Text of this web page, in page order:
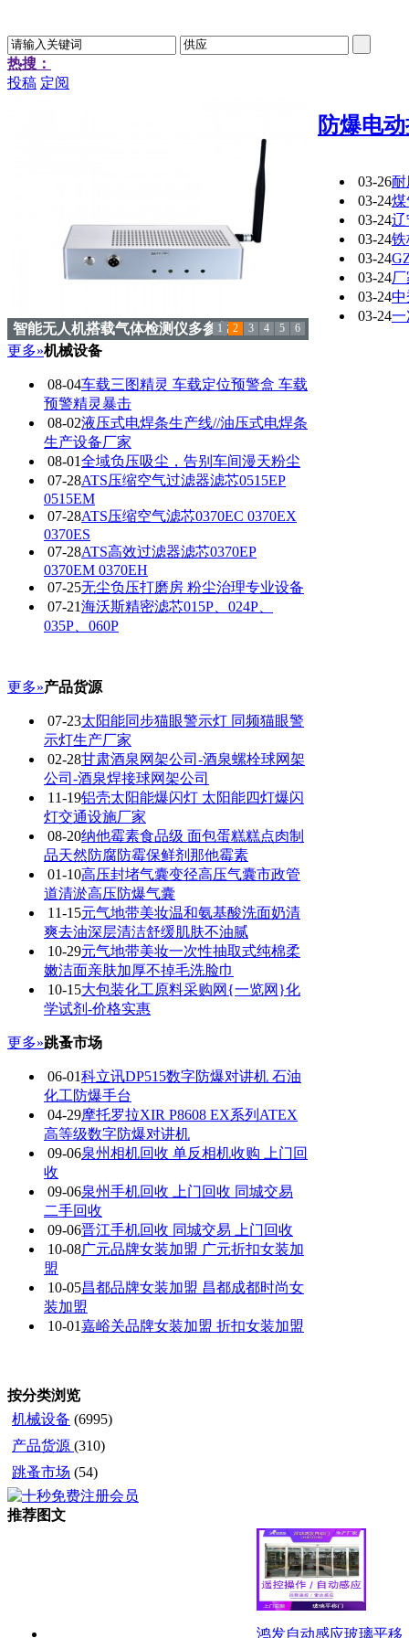
热搜：
投稿 定阅
智能无人机搭载气体检测仪多参数
1 2 3 4 5 6
防爆电
03-26耐
03-24煤
03-24辽
03-24铁
03-24
03-24
03-24中
03-24一
更多»机械设备
08-04车载三图精灵 车载定位预警盒 车载
预警精灵暴击
08-02液压式电焊条生产线//油压式电焊条
生产设备厂家
08-01全域负压吸尘，告别车间漫天粉尘
07-28ATS压缩空气过滤器滤芯0515EP
0515EM
07-28ATS压缩空气滤芯0370EC 0370EX
0370ES
07-28ATS高效过滤器滤芯0370EP
0370EM 0370EH
07-25无尘负压打磨房 粉尘治理专业设备
07-21海沃斯精密滤芯015P、024P、
035P、060P
更多»产品货源
07-23太阳能同步猫眼警示灯 同频猫眼警
示灯生产厂家
02-28甘肃酒泉网架公司-酒泉螺栓球网架
公司-酒泉焊接球网架公司
11-19铝壳太阳能爆闪灯 太阳能四灯爆闪
灯交通设施厂家
08-20纳他霉素食品级 面包蛋糕糕点肉制
品天然防腐防霉保鲜剂那他霉素
01-10高压封堵气囊变径高压气囊市政管
道清淤高压防爆气囊
11-15元气地带美妆温和氨基酸洗面奶清
爽去油深层清洁舒缓肌肤不油腻
10-29元气地带美妆一次性抽取式纯棉柔
嫩洁面亲肤加厚不掉毛洗脸巾
10-15大包装化工原料采购网{一览网}化
学试剂-价格实惠
更多»跳蚤市场
06-01科立讯DP515数字防爆对讲机 石油
化工防爆手台
04-29摩托罗拉XIR P8608 EX系列ATEX
高等级数字防爆对讲机
09-06泉州相机回收 单反相机收购 上门回
收
09-06泉州手机回收 上门回收 同城交易
二手回收
09-06晋江手机回收 同城交易 上门回收
10-08广元品牌女装加盟 广元折扣女装加
盟
10-05昌都品牌女装加盟 昌都成都时尚女
装加盟
10-01嘉峪关品牌女装加盟 折扣女装加盟
按分类浏览
机械设备 (6995)
产品货源 (310)
跳蚤市场 (54)
推荐图文
鸿发自动感应玻璃平移